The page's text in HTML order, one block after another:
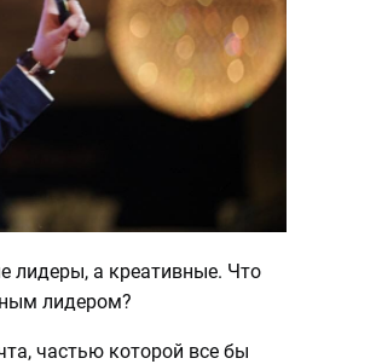
лидеры, а креативные. Что
лидером?
частью которой все бы